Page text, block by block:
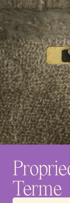
Terme